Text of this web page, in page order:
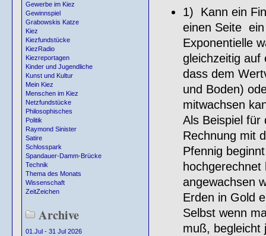
Gewerbe im Kiez
Gewinnspiel
Grabowskis Katze
Kiez
Kiezfundstücke
KiezRadio
Kiezreportagen
Kinder und Jugendliche
Kunst und Kultur
Mein Kiez
Menschen im Kiez
Netzfundstücke
Philosophisches
Politik
Raymond Sinister
Satire
Schlosspark
Spandauer-Damm-Brücke
Technik
Thema des Monats
Wissenschaft
ZeitZeichen
Archive
01.Jul - 31 Jul 2026
1) Kann ein
einen Seite
Exponentielle
gleichzeitig auf
dass dem
und Boden)
mitwachsen
Als Beispiel für
Rechnung mit
Pfennig
angewachsen
Erden in Gold
Selbst wenn
muß, begleicht